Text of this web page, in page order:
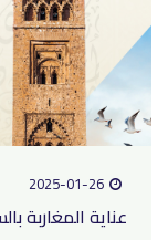
2025-01-26
المغاربة بالسيرة